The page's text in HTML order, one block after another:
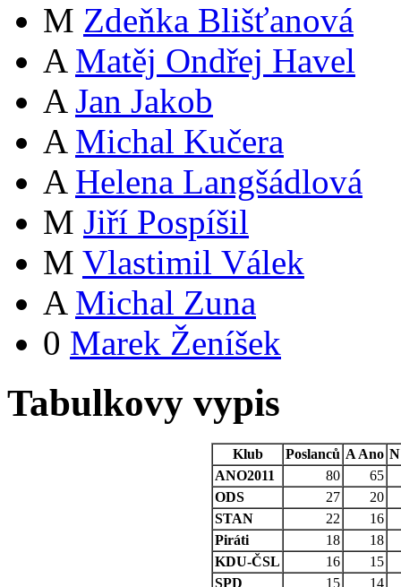
M Zdeňka Blišťanová
A Matěj Ondřej Havel
A Jan Jakob
A Michal Kučera
A Helena Langšádlová
M Jiří Pospíšil
M Vlastimil Válek
A Michal Zuna
0 Marek Ženíšek
Tabulkovy vypis
Klub Poslanců A Ano N
ANO2011
80
65
ODS
27
20
STAN
22
16
Piráti
18
18
KDU-ČSL
16
15
SPD
15 14